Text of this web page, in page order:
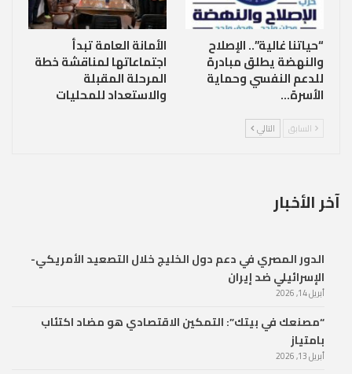
“حياتنا غالية”.. الإصلاح
والنهضة يطلق مبادرة
للدعم النفسي وحماية
الأسرة…
الأمانة العامة تبدأ
اجتماعاتها لمناقشة خطة
المرحلة المقبلة
والاستعداد للمحليات
السابق التالي
آخر الأخبار
الدور المصري في دعم دول الخليج خلال التصعيد الأمريكي-
الإسرائيلي ضد إيران
أبريل 14, 2026
“مصنعك في بيتك”: التمكين الاقتصادي هو مضاد اكتئاب
بامتياز
أبريل 13, 2026